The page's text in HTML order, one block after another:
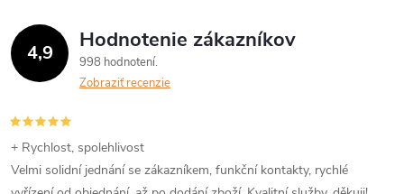
i
s
u
4,9 Hodnotenie zákazníkov
998 hodnotení
Zobraziť recenzie
+ Rychlost, spolehlivost
Velmi solidní jednání se zákazníkem, funkční kontakty, rychlé